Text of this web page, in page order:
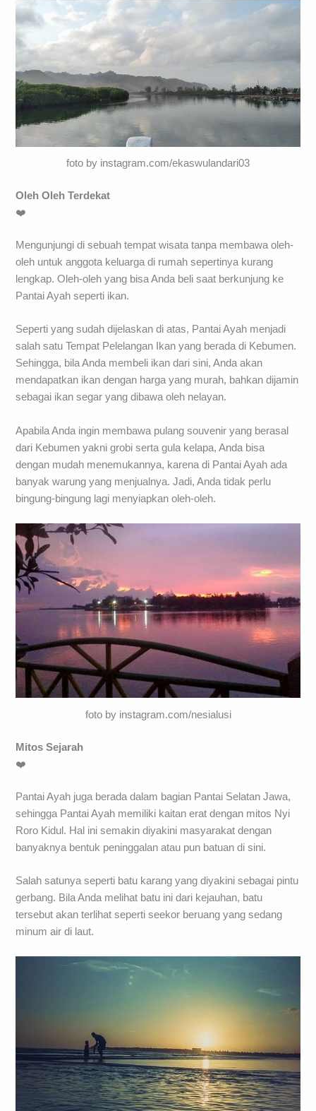
foto by instagram.com/ekaswulandari03
Oleh Oleh Terdekat
❤️
Mengunjungi di sebuah tempat wisata tanpa membawa oleh-
oleh untuk anggota keluarga di rumah sepertinya kurang
lengkap. Oleh-oleh yang bisa Anda beli saat berkunjung ke
Pantai Ayah seperti ikan.
Seperti yang sudah dijelaskan di atas, Pantai Ayah menjadi
salah satu Tempat Pelelangan Ikan yang berada di Kebumen.
Sehingga, bila Anda membeli ikan dari sini, Anda akan
mendapatkan ikan dengan harga yang murah, bahkan dijamin
sebagai ikan segar yang dibawa oleh nelayan.
Apabila Anda ingin membawa pulang souvenir yang berasal
dari Kebumen yakni grobi serta gula kelapa, Anda bisa
dengan mudah menemukannya, karena di Pantai Ayah ada
banyak warung yang menjualnya. Jadi, Anda tidak perlu
bingung-bingung lagi menyiapkan oleh-oleh.
foto by instagram.com/nesialusi
Mitos Sejarah
❤️
Pantai Ayah juga berada dalam bagian Pantai Selatan Jawa,
sehingga Pantai Ayah memiliki kaitan erat dengan mitos Nyi
Roro Kidul. Hal ini semakin diyakini masyarakat dengan
banyaknya bentuk peninggalan atau pun batuan di sini.
Salah satunya seperti batu karang yang diyakini sebagai pintu
gerbang. Bila Anda melihat batu ini dari kejauhan, batu
tersebut akan terlihat seperti seekor beruang yang sedang
minum air di laut.